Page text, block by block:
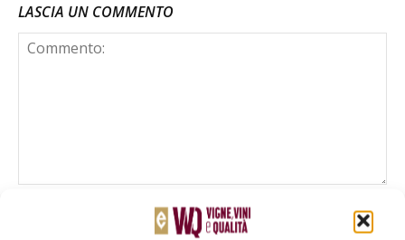
LASCIA UN COMMENTO